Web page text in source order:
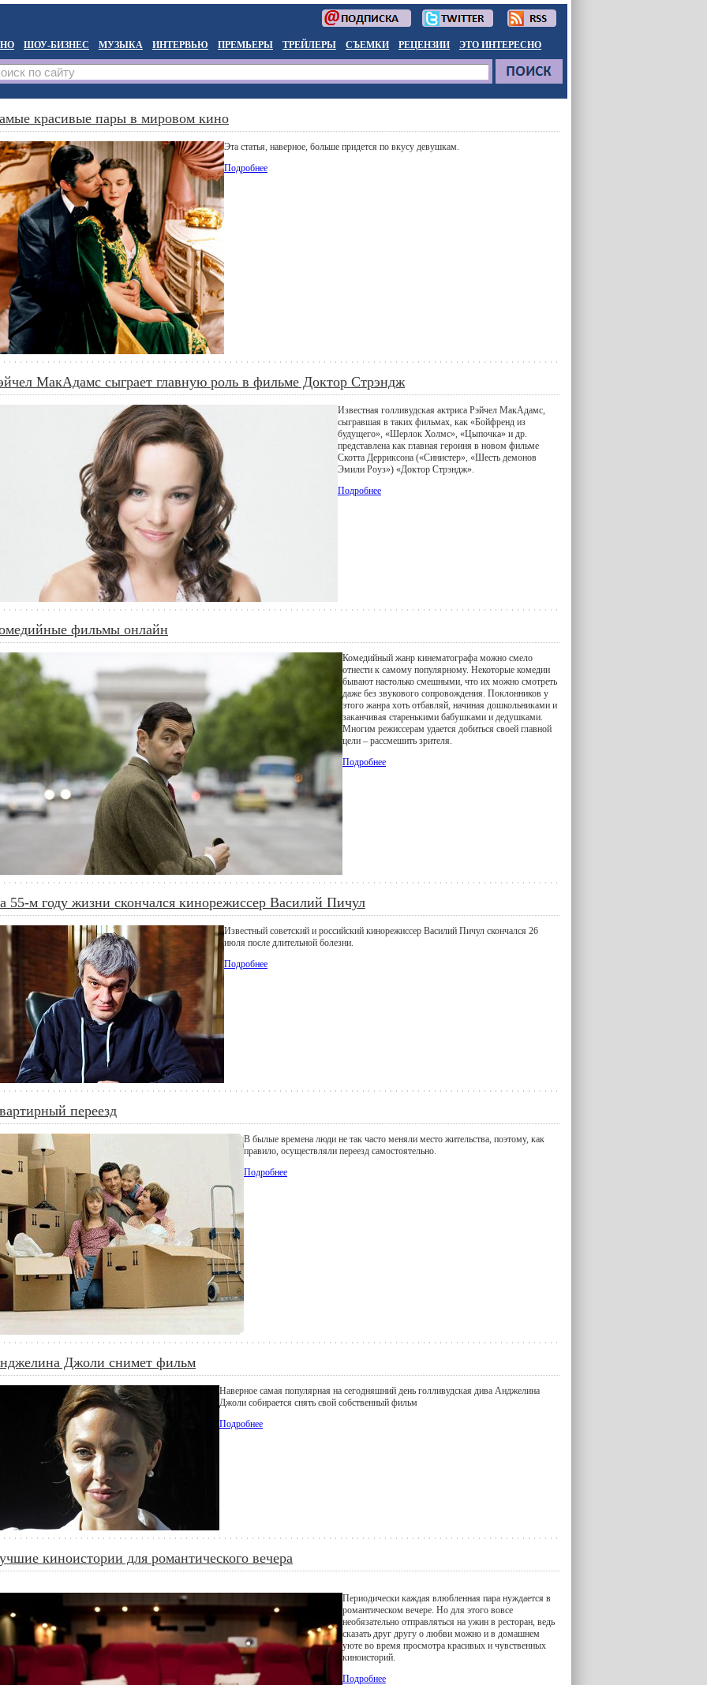
ШОУ-БИЗНЕС МУЗЫКА ИНТЕРВЬЮ ПРЕМЬЕРЫ ТРЕЙЛЕРЫ СЪЕМКИ РЕЦЕНЗИИ ЭТО ИНТЕРЕСНО
красивые пары в мировом кино
Эта статья, наверное, больше придется по вкусу девушкам.
Подробнее
МакАдамс сыграет главную роль в фильме Доктор Стрэндж
Известная голливудская актриса Рэйчел МакАдамс,
сыгравшая в таких фильмах, как «Бойфренд из
будущего», «Шерлок Холмс», «Цыпочка» и др.
представлена как главная героиня в новом фильме
Скотта Дерриксона («Синистер», «Шесть демонов
Эмили Роуз») «Доктор Стрэндж».
Подробнее
фильмы онлайн
Комедийный жанр кинематографа можно смело
отнести к самому популярному. Некоторые комедии
бывают настолько смешными, что их можно смотреть
даже без звукового сопровождения. Поклонников у
этого жанра хоть отбавляй, начиная дошкольниками и
заканчивая старенькими бабушками и дедушками.
Многим режиссерам удается добиться своей главной
цели – рассмешить зрителя.
Подробнее
55-м году жизни скончался кинорежиссер Василий Пичул
Известный советский и российский кинорежиссер Василий Пичул скончался 26
июля после длительной болезни.
Подробнее
переезд
В былые времена люди не так часто меняли место жительства, поэтому, как
правило, осуществляли переезд самостоятельно.
Подробнее
Джоли снимет фильм
Наверное самая популярная на сегодняшний день голливудская дива Анджелина
Джоли собирается снять свой собственный фильм
Подробнее
киноистории для романтического вечера
Периодически каждая влюбленная пара нуждается в
романтическом вечере. Но для этого вовсе
необязательно отправляться на ужин в ресторан, ведь
сказать друг другу о любви можно и в домашнем
уюте во время просмотра красивых и чувственных
киноисторий.
Подробнее